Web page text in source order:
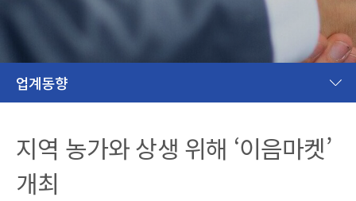
업계동향
지역 농가와 상생 위해 ‘이음마켓’
개최